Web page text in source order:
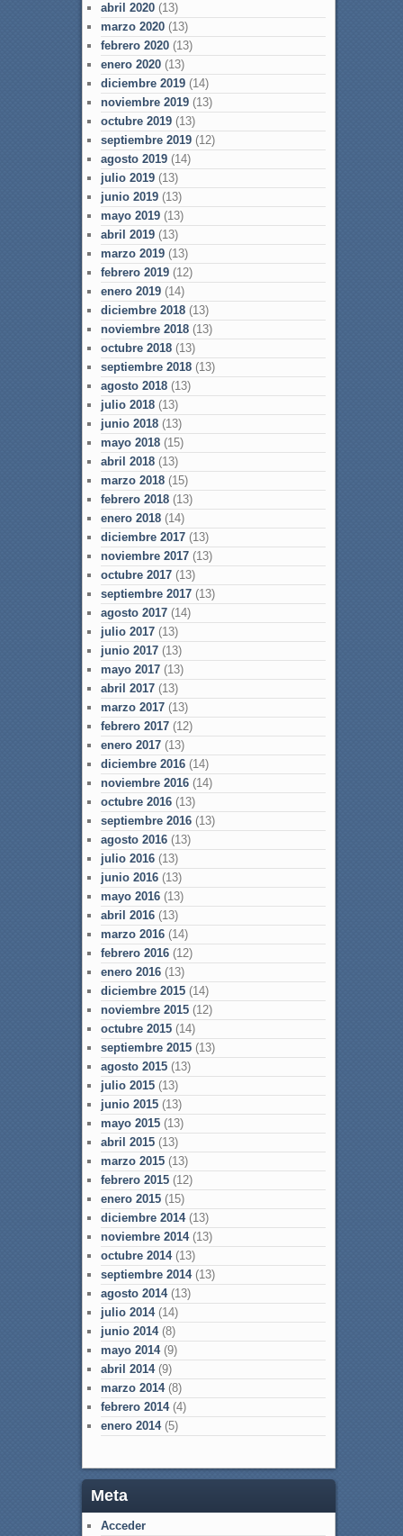
abril 2020(13)
marzo 2020(13)
febrero 2020(13)
enero 2020(13)
diciembre 2019(14)
noviembre 2019(13)
octubre 2019(13)
septiembre 2019(12)
agosto 2019(14)
julio 2019(13)
junio 2019(13)
mayo 2019(13)
abril 2019(13)
marzo 2019(13)
febrero 2019(12)
enero 2019(14)
diciembre 2018(13)
noviembre 2018(13)
octubre 2018(13)
septiembre 2018(13)
agosto 2018(13)
julio 2018(13)
junio 2018(13)
mayo 2018(15)
abril 2018(13)
marzo 2018(15)
febrero 2018(13)
enero 2018(14)
diciembre 2017(13)
noviembre 2017(13)
octubre 2017(13)
septiembre 2017(13)
agosto 2017(14)
julio 2017(13)
junio 2017(13)
mayo 2017(13)
abril 2017(13)
marzo 2017(13)
febrero 2017(12)
enero 2017(13)
diciembre 2016(14)
noviembre 2016(14)
octubre 2016(13)
septiembre 2016(13)
agosto 2016(13)
julio 2016(13)
junio 2016(13)
mayo 2016(13)
abril 2016(13)
marzo 2016(14)
febrero 2016(12)
enero 2016(13)
diciembre 2015(14)
noviembre 2015(12)
octubre 2015(14)
septiembre 2015(13)
agosto 2015(13)
julio 2015(13)
junio 2015(13)
mayo 2015(13)
abril 2015(13)
marzo 2015(13)
febrero 2015(12)
enero 2015(15)
diciembre 2014(13)
noviembre 2014(13)
octubre 2014(13)
septiembre 2014(13)
agosto 2014(13)
julio 2014(14)
junio 2014(8)
mayo 2014(9)
abril 2014(9)
marzo 2014(8)
febrero 2014(4)
enero 2014(5)
Meta
Acceder